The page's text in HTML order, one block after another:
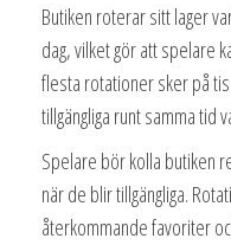
Butiken roterar sitt lager
dag, vilket gör att spelare
flesta rotationer sker på
tillgängliga runt samma tid
Spelare bör kolla butiken
när de blir tillgängliga.
återkommande favoriter